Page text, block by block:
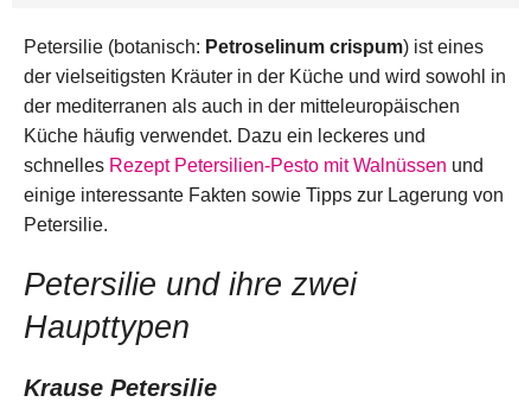
Petersilie (botanisch: Petroselinum crispum) ist eines
der vielseitigsten Kräuter in der Küche und wird sowohl in
der mediterranen als auch in der mitteleuropäischen
Küche häufig verwendet. Dazu ein leckeres und
schnelles Rezept Petersilien-Pesto mit Walnüssen und
einige interessante Fakten sowie Tipps zur Lagerung von
Petersilie.
Petersilie und ihre zwei
Haupttypen
Krause Petersilie